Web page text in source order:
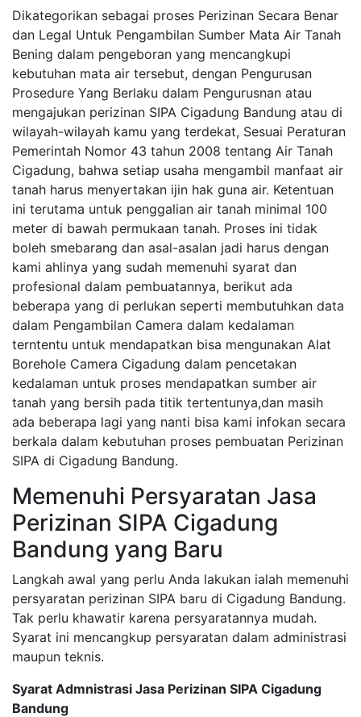
Dikategorikan sebagai proses Perizinan Secara Benar
dan Legal Untuk Pengambilan Sumber Mata Air Tanah
Bening dalam pengeboran yang mencangkupi
kebutuhan mata air tersebut, dengan Pengurusan
Prosedure Yang Berlaku dalam Pengurusnan atau
mengajukan perizinan SIPA Cigadung Bandung atau di
wilayah-wilayah kamu yang terdekat, Sesuai Peraturan
Pemerintah Nomor 43 tahun 2008 tentang Air Tanah
Cigadung, bahwa setiap usaha mengambil manfaat air
tanah harus menyertakan ijin hak guna air. Ketentuan
ini terutama untuk penggalian air tanah minimal 100
meter di bawah permukaan tanah. Proses ini tidak
boleh smebarang dan asal-asalan jadi harus dengan
kami ahlinya yang sudah memenuhi syarat dan
profesional dalam pembuatannya, berikut ada
beberapa yang di perlukan seperti membutuhkan data
dalam Pengambilan Camera dalam kedalaman
terntentu untuk mendapatkan bisa mengunakan Alat
Borehole Camera Cigadung dalam pencetakan
kedalaman untuk proses mendapatkan sumber air
tanah yang bersih pada titik tertentunya,dan masih
ada beberapa lagi yang nanti bisa kami infokan secara
berkala dalam kebutuhan proses pembuatan Perizinan
SIPA di Cigadung Bandung.
Memenuhi Persyaratan Jasa
Perizinan SIPA Cigadung
Bandung yang Baru
Langkah awal yang perlu Anda lakukan ialah memenuhi
persyaratan perizinan SIPA baru di Cigadung Bandung.
Tak perlu khawatir karena persyaratannya mudah.
Syarat ini mencangkup persyaratan dalam administrasi
maupun teknis.
Syarat Admnistrasi Jasa Perizinan SIPA Cigadung
Bandung